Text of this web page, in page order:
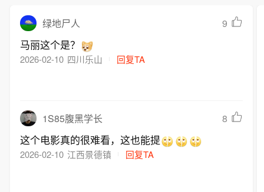
绿地尸人 9
马丽这个是？
2026-02-10 四川乐山 回复TA
1S85腹黑学长 8
这个电影真的很难看，这也能提
2026-02-10 江西景德镇 回复TA